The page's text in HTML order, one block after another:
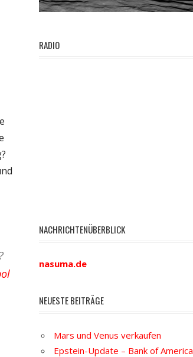
RADIO
NACHRICHTENÜBERBLICK
nasuma.de
NEUESTE BEITRÄGE
Mars und Venus verkaufen
Epstein-Update – Bank of America